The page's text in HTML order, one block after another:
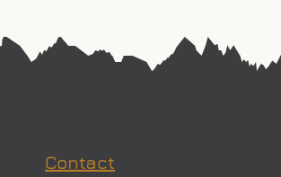
Contact